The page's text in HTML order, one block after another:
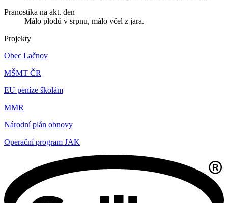
Pranostika na akt. den
Málo plodů v srpnu, málo včel z jara.
Projekty
Obec Lačnov
MŠMT ČR
EU peníze školám
MMR
Národní plán obnovy
Operační program JAK